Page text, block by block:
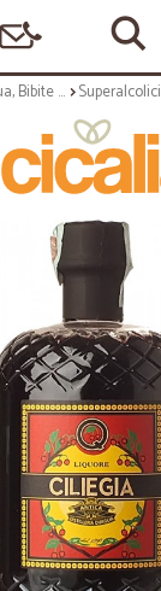
Acqua, Bibite e Alcolici Superalcolici